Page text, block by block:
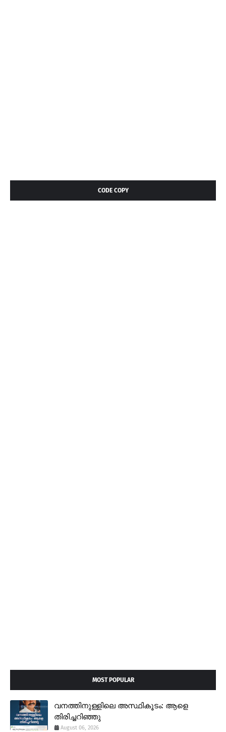
CODE COPY
MOST POPULAR
വനത്തിനുള്ളിലെ അസ്ഥികൂടം: ആളെ
തിരിച്ചറിഞ്ഞു
August 06, 2026